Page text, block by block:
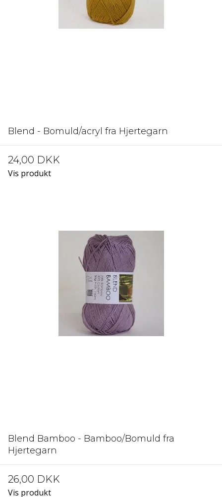
Blend - Bomuld/acryl fra Hjertegarn
24,00 DKK
Vis produkt
Blend Bamboo - Bamboo/Bomuld fra
Hjertegarn
26,00 DKK
Vis produkt